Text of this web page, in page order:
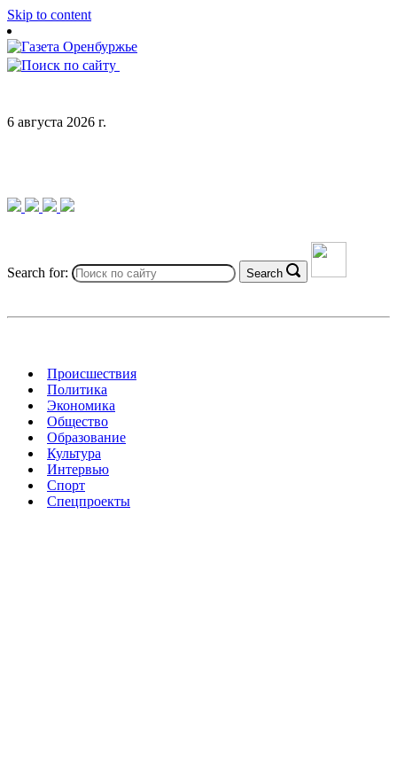
Skip to content
6 августа 2026 г.
Search for: Search
Происшествия
Политика
Экономика
Общество
Образование
Культура
Интервью
Спорт
Спецпроекты